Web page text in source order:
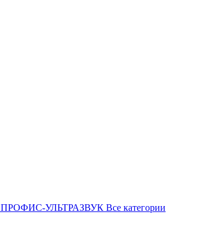
ПРОФИС-УЛЬТРАЗВУК Все категории